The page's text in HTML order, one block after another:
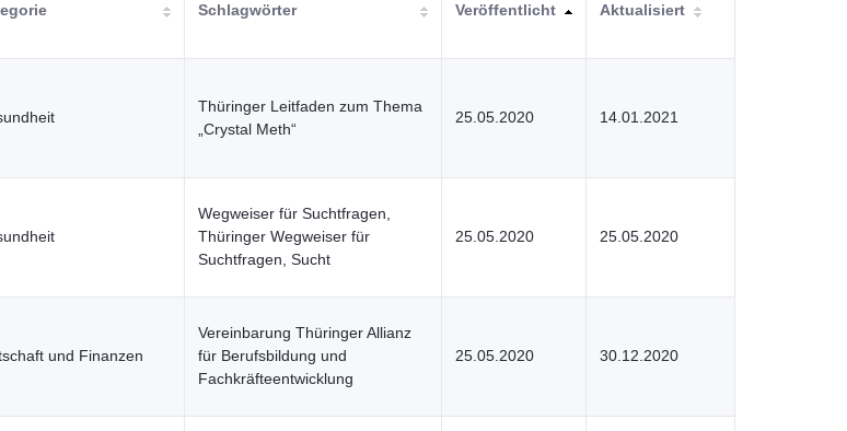
Schlagwörter Veröffentlicht Aktualisiert
Thüringer Leitfaden zum Thema
„Crystal Meth“
25.05.2020 14.01.2021
Wegweiser für Suchtfragen,
Thüringer Wegweiser für
Suchtfragen, Sucht
25.05.2020 25.05.2020
und Finanzen
Vereinbarung Thüringer Allianz
für Berufsbildung und
Fachkräfteentwicklung
25.05.2020 30.12.2020